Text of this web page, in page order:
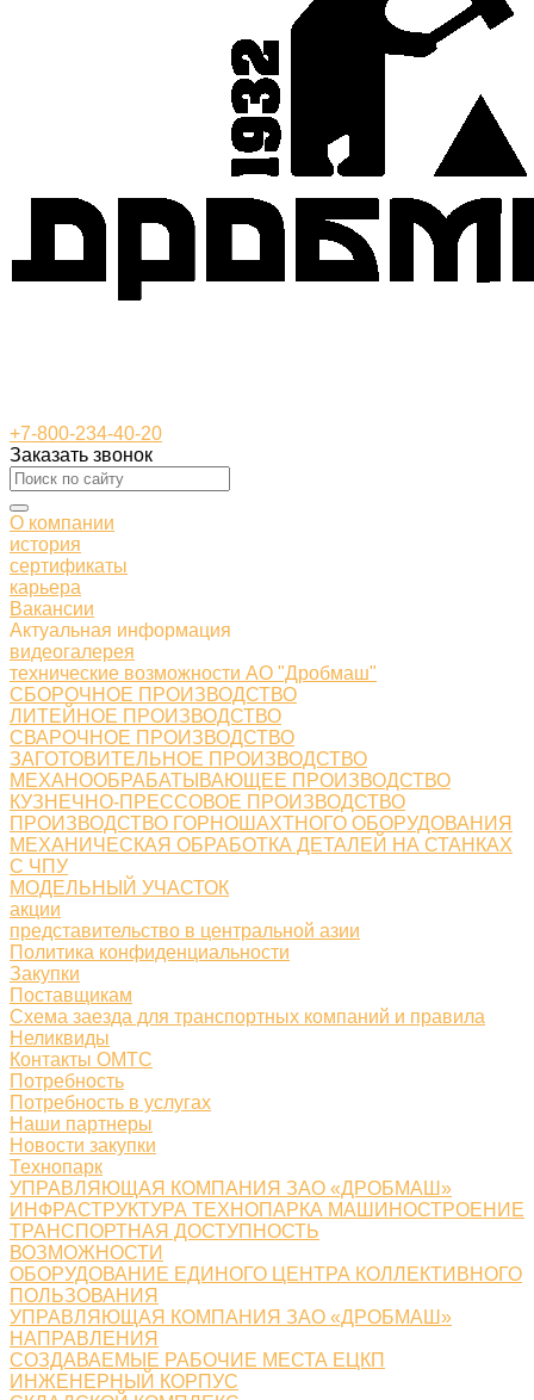
+7-800-234-40-20
Заказать звонок
О компании
история
сертификаты
карьера
Вакансии
Актуальная информация
видеогалерея
технические возможности АО "Дробмаш"
СБОРОЧНОЕ ПРОИЗВОДСТВО
ЛИТЕЙНОЕ ПРОИЗВОДСТВО
СВАРОЧНОЕ ПРОИЗВОДСТВО
ЗАГОТОВИТЕЛЬНОЕ ПРОИЗВОДСТВО
МЕХАНООБРАБАТЫВАЮЩЕЕ ПРОИЗВОДСТВО
КУЗНЕЧНО-ПРЕССОВОЕ ПРОИЗВОДСТВО
ПРОИЗВОДСТВО ГОРНОШАХТНОГО ОБОРУДОВАНИЯ
МЕХАНИЧЕСКАЯ ОБРАБОТКА ДЕТАЛЕЙ НА СТАНКАХ
С ЧПУ
МОДЕЛЬНЫЙ УЧАСТОК
акции
представительство в центральной азии
Политика конфиденциальности
Закупки
Поставщикам
Схема заезда для транспортных компаний и правила
Неликвиды
Контакты ОМТС
Потребность
Потребность в услугах
Наши партнеры
Новости закупки
Технопарк
УПРАВЛЯЮЩАЯ КОМПАНИЯ ЗАО «ДРОБМАШ»
ИНФРАСТРУКТУРА ТЕХНОПАРКА МАШИНОСТРОЕНИЕ
ТРАНСПОРТНАЯ ДОСТУПНОСТЬ
ВОЗМОЖНОСТИ
ОБОРУДОВАНИЕ ЕДИНОГО ЦЕНТРА КОЛЛЕКТИВНОГО
ПОЛЬЗОВАНИЯ
УПРАВЛЯЮЩАЯ КОМПАНИЯ ЗАО «ДРОБМАШ»
НАПРАВЛЕНИЯ
СОЗДАВАЕМЫЕ РАБОЧИЕ МЕСТА ЕЦКП
ИНЖЕНЕРНЫЙ КОРПУС